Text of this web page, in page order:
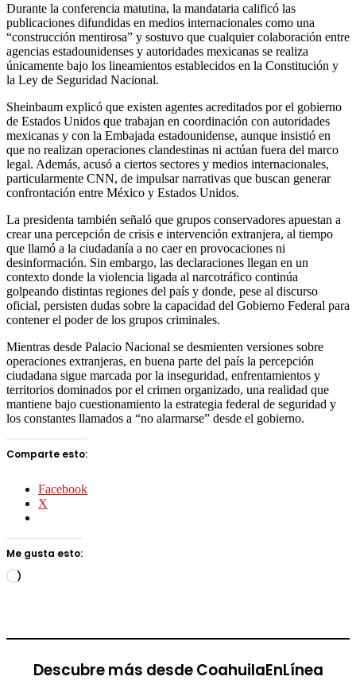
Durante la conferencia matutina, la mandataria calificó las
publicaciones difundidas en medios internacionales como una
“construcción mentirosa” y sostuvo que cualquier colaboración entre
agencias estadounidenses y autoridades mexicanas se realiza
únicamente bajo los lineamientos establecidos en la Constitución y
la Ley de Seguridad Nacional.
Sheinbaum explicó que existen agentes acreditados por el gobierno
de Estados Unidos que trabajan en coordinación con autoridades
mexicanas y con la Embajada estadounidense, aunque insistió en
que no realizan operaciones clandestinas ni actúan fuera del marco
legal. Además, acusó a ciertos sectores y medios internacionales,
particularmente CNN, de impulsar narrativas que buscan generar
confrontación entre México y Estados Unidos.
La presidenta también señaló que grupos conservadores apuestan a
crear una percepción de crisis e intervención extranjera, al tiempo
que llamó a la ciudadanía a no caer en provocaciones ni
desinformación. Sin embargo, las declaraciones llegan en un
contexto donde la violencia ligada al narcotráfico continúa
golpeando distintas regiones del país y donde, pese al discurso
oficial, persisten dudas sobre la capacidad del Gobierno Federal para
contener el poder de los grupos criminales.
Mientras desde Palacio Nacional se desmienten versiones sobre
operaciones extranjeras, en buena parte del país la percepción
ciudadana sigue marcada por la inseguridad, enfrentamientos y
territorios dominados por el crimen organizado, una realidad que
mantiene bajo cuestionamiento la estrategia federal de seguridad y
los constantes llamados a “no alarmarse” desde el gobierno.
Comparte esto:
Facebook
X
Me gusta esto:
Cargando...
Descubre más desde CoahuilaEnLínea